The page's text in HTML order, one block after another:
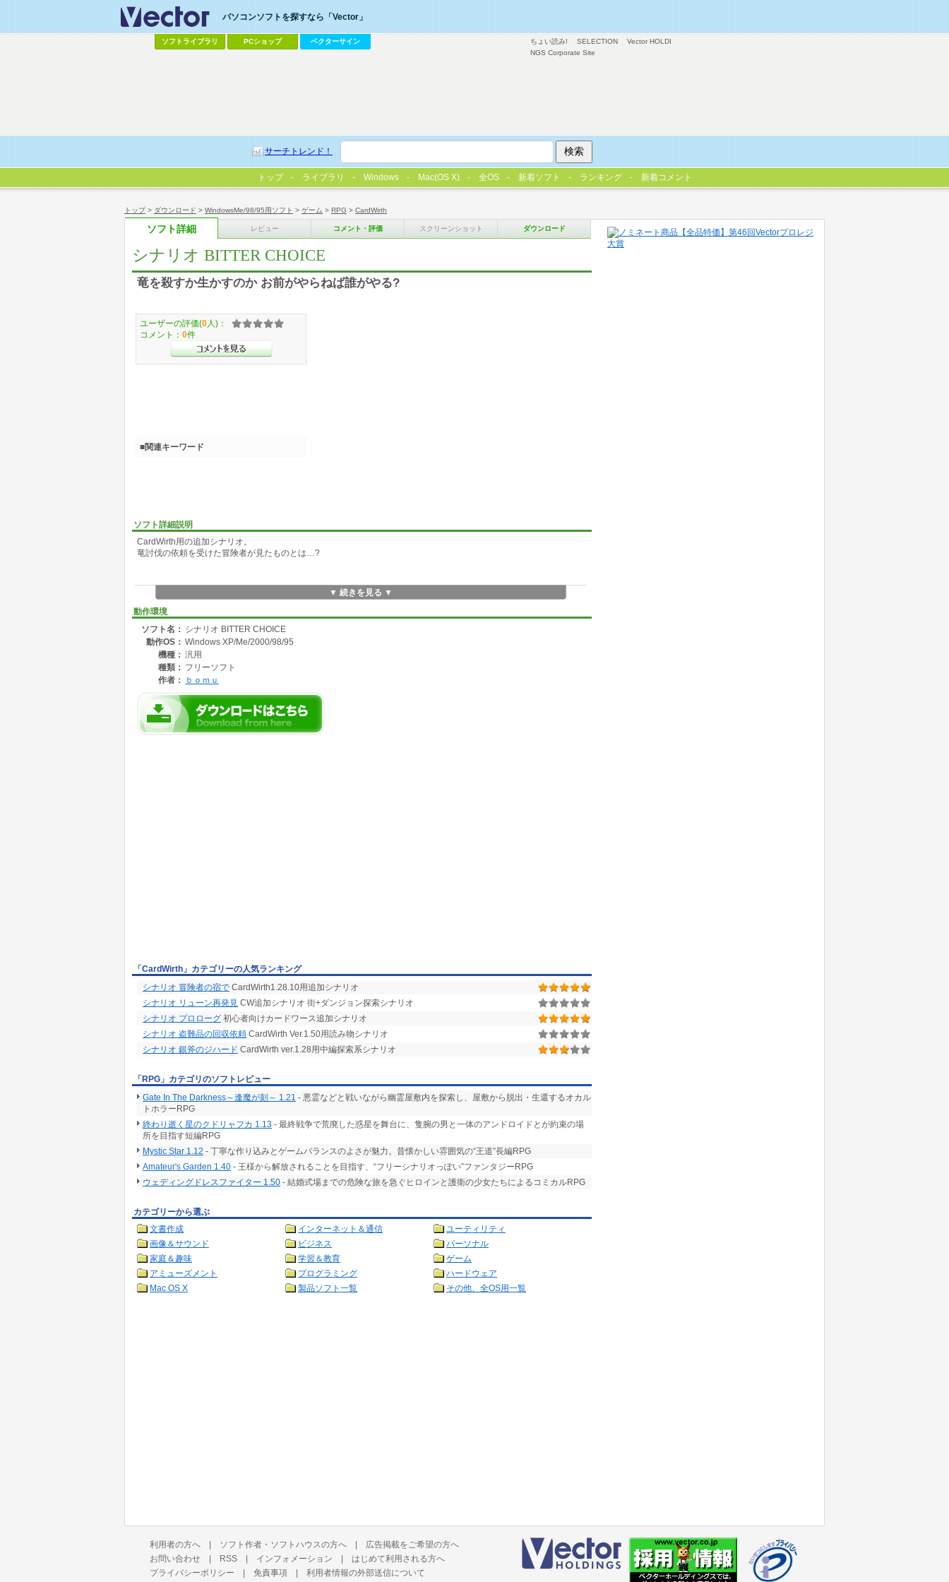
トップ> ダウンロード > WindowsMe/98/95用ソフト > ゲーム > RPG > CardWirth
ソフト詳細 レビュー コメント・評価 スクリーンショット ダウンロード
シナリオ BITTER CHOICE
竜を殺すか生かすのか お前がやらねば誰がやる?
ソフト詳細説明
CardWirth用の追加シナリオ。
竜討伐の依頼を受けた冒険者が見たものとは…?
▼ 続きを見る ▼
動作環境
ソフト名： シナリオ BITTER CHOICE
動作OS： Windows XP/Me/2000/98/95
機種： 汎用
種類： フリーソフト
作者：
ｂｏｍｕ
ユーザーの評価(0 人)：
コメント： 0件
■関連キーワード
「CardWirth」カテゴリーの人気ランキング
シナリオ 冒険者の宿で CardWirth1.28.10用追加シナリオ
シナリオ リューン再発見 CW追加シナリオ 街+ダンジョン探索シナリオ
シナリオ プロローグ 初心者向けカードワース追加シナリオ
シナリオ 盗難品の回収依頼 CardWirth Ver.1.50用読み物シナリオ
シナリオ 銀斧のジハード CardWirth ver.1.28用中編探索系シナリオ
「RPG」カテゴリのソフトレビュー
Gate In The Darkness～逢魔が刻～ 1.21 - 悪霊などと戦いながら幽霊屋敷内を探索し、屋敷から脱出・生還するオカル
トホラーRPG
終わり逝く星のクドリャフカ 1.13 - 最終戦争で荒廃した惑星を舞台に、隻腕の男と一体のアンドロイドとが約束の場
所を目指す短編RPG
Mystic Star 1.12 - 丁寧な作り込みとゲームバランスのよさが魅力。昔懐かしい雰囲気の“王道”長編RPG
Amateur's Garden 1.40 - 王様から解放されることを目指す、“フリーシナリオっぽい”ファンタジーRPG
ウェディングドレスファイター 1.50 - 結婚式場までの危険な旅を急ぐヒロインと護衛の少女たちによるコミカルRPG
カテゴリーから選ぶ
文書作成
インターネット＆通信
ユーティリティ
画像＆サウンド
ビジネス
パーソナル
家庭＆趣味
学習＆教育
ゲーム
アミューズメント
プログラミング
ハードウェア
Mac OS X
製品ソフト一覧 その他、全OS用一覧
ちょい読み! SELECTION
Vector HOLDI
NGS Corporate Site
パソコンソフトを探すなら「Vector」
ソフトライブラリ PCショップ ベクターサイン
サーチトレンド！
トップ ライブラリ Windows Mac(OS X) 全OS 新着ソフト ランキング 新着コメント
利用者の方へ | ソフト作者・ソフトハウスの方へ | 広告掲載をご希望の方へ
お問い合わせ | RSS | インフォメーション | はじめて利用される方へ
プライバシーポリシー | 免責事項 | 利用者情報の外部送信について